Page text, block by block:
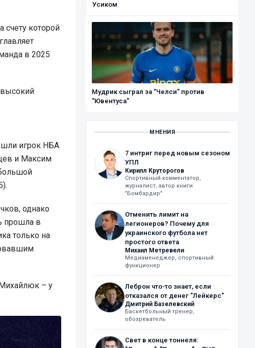
счету которой
в 2025
игрок НБА
и Максим
однако
прошла в
только на
– у
Усиком
Мудрик сыграл за "Челси" против
"Ювентуса"
МНЕНИЯ
7 интриг перед новым сезоном
УПЛ
Кирилл Круторогов
Спортивный комментатор,
журналист, автор книги
"Бомбардир"
Отменить лимит на
легионеров? Почему для
украинского футбола нет
простого ответа
Михаил Метревели
Медиаменеджер, спортивный
функционер
Леброн что-то знает, если
отказался от денег "Лейкерс"
Дмитрий Базелевский
Баскетбольный тренер,
обозреватель
Свет в конце тоннеля: